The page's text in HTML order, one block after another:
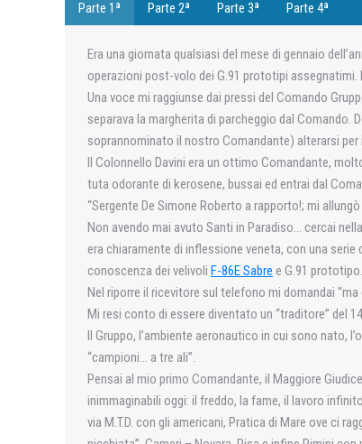
Parte 1ª Parte 2ª Parte 3ª Parte 4ª
Era una giornata qualsiasi del mese di gennaio
operazioni post-volo dei G.91 prototipi
Una voce mi raggiunse dai pressi del Comando
separava la margherita di parcheggio dal
soprannominato il nostro Comandante) alterarsi
Il Colonnello Davini era un ottimo Comandante,
tuta odorante di kerosene, bussai ed entrai dal
“Sergente De Simone Roberto a rapporto!; mi
Non avendo mai avuto Santi in Paradiso… cercai
era chiaramente di inflessione veneta, con una
conoscenza dei velivoli F-86E Sabre e G.91
Nel riporre il ricevitore sul telefono mi domandai
Mi resi conto di essere diventato un “traditore” del
Il Gruppo, l’ambiente aeronautico in cui sono nato,
“campioni… a tre ali”.
Pensai al mio primo Comandante, il Maggiore
inimmaginabili oggi: il freddo, la fame, il lavoro
via M.T.D. con gli americani, Pratica di Mare ove ci